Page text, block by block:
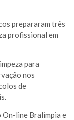
prepararam três
profissional em
para
nos
de
On-line Bralimpia e